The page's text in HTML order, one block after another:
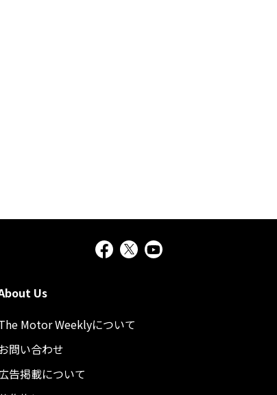
Us
Motor Weeklyについて
問い合わせ
告掲載について